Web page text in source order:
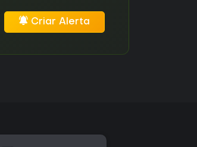
Criar Alerta